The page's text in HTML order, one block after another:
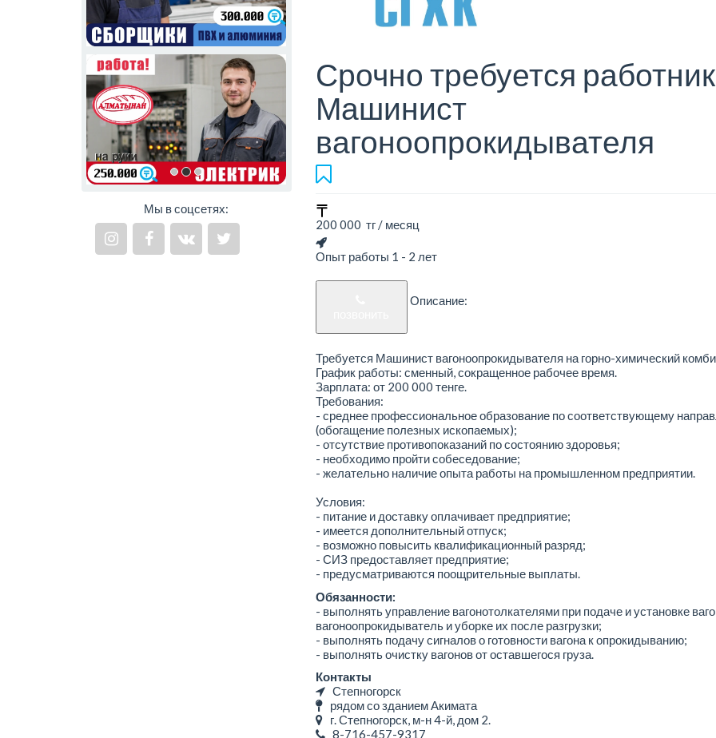
Мы в соцсетях:
Срочно требуется работник
Машинист
вагоноопрокидывателя
200 000 тг / месяц
Опыт работы 1 - 2 лет
Описание:
Требуется Машинист вагоноопрокидывателя на горно-химический
График работы: сменный, сокращенное рабочее время.
Зарплата: от 200 000 тенге.
Требования:
- среднее профессиональное образование по соответствующему
(обогащение полезных ископаемых);
- отсутствие противопоказаний по состоянию здоровья;
- необходимо пройти собеседование;
- желательно наличие опыта работы на промышленном предприятии.
Условия:
- питание и доставку оплачивает предприятие;
- имеется дополнительный отпуск;
- возможно повысить квалификационный разряд;
- СИЗ предоставляет предприятие;
- предусматриваются поощрительные выплаты.
Обязанности:
- выполнять управление вагонотолкателями при подаче и установке
вагоноопрокидыватель и уборке их после разгрузки;
- выполнять подачу сигналов о готовности вагона к опрокидыванию;
- выполнять очистку вагонов от оставшегося груза.
Контакты
Степногорск
рядом со зданием Акимата
г. Степногорск, м-н ​4-й, дом 2.
8-716-457-9317